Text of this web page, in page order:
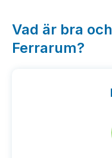
Vad är bra
Ferrarum?